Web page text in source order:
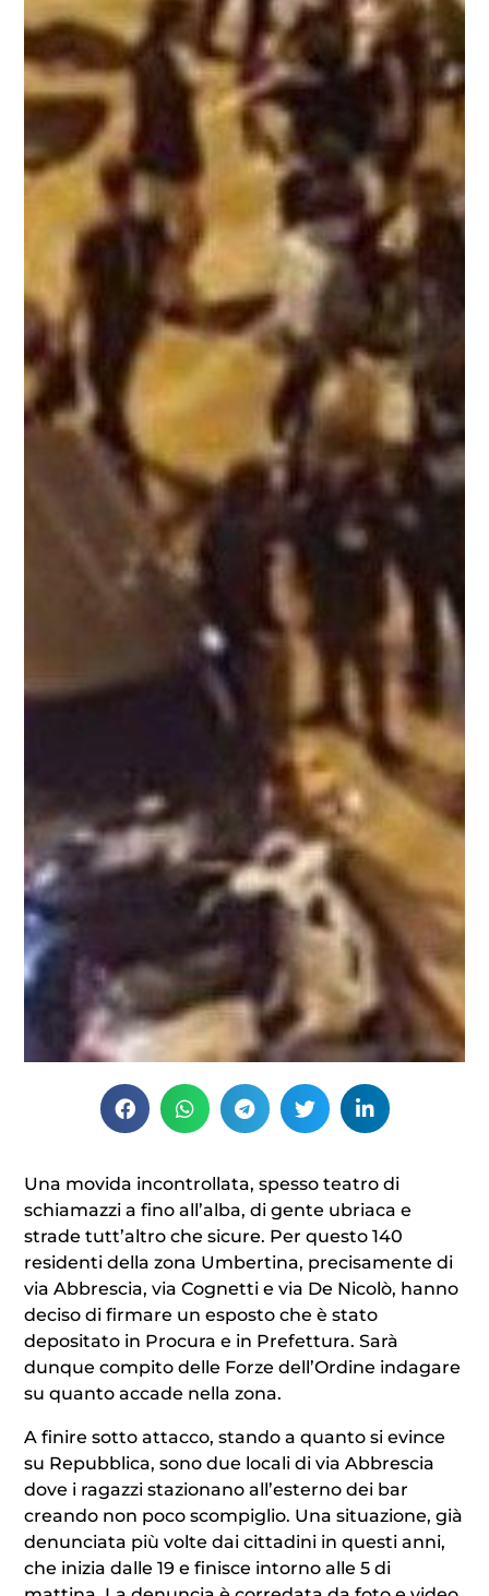
Una movida incontrollata, spesso teatro di
schiamazzi a fino all’alba, di gente ubriaca e
strade tutt’altro che sicure. Per questo 140
residenti della zona Umbertina, precisamente di
via Abbrescia, via Cognetti e via De Nicolò, hanno
deciso di firmare un esposto che è stato
depositato in Procura e in Prefettura. Sarà
dunque compito delle Forze dell’Ordine indagare
su quanto accade nella zona.
A finire sotto attacco, stando a quanto si evince
su Repubblica, sono due locali di via Abbrescia
dove i ragazzi stazionano all’esterno dei bar
creando non poco scompiglio. Una situazione, già
denunciata più volte dai cittadini in questi anni,
che inizia dalle 19 e finisce intorno alle 5 di